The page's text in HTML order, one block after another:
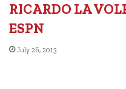
RICARDO LA
ESPN
July 26, 2013